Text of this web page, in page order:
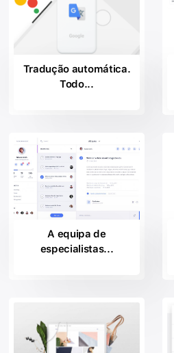
Tradução automática.
Todo...
A equipa de
especialistas...